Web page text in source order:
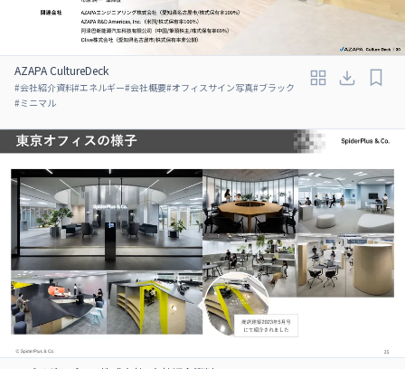
AZAPA CultureDeck
#会社紹介資料#エネルギー#会社概要#オフィスサイン写真#ブラック
#ミニマル